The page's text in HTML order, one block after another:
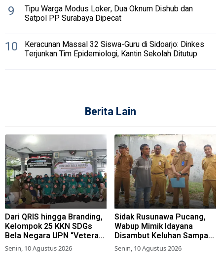
9 Tipu Warga Modus Loker, Dua Oknum Dishub dan
Satpol PP Surabaya Dipecat
10 Keracunan Massal 32 Siswa-Guru di Sidoarjo: Dinkes
Terjunkan Tim Epidemiologi, Kantin Sekolah Ditutup
Berita Lain
Dari QRIS hingga Branding,
Kelompok 25 KKN SDGs
Bela Negara UPN “Veteran”
Jawa Timur Dukung
Penguatan UMKM di
Senin, 10 Agustus 2026
Sidak Rusunawa Pucang,
Wabup Mimik Idayana
Disambut Keluhan Sampah
Menumpuk hingga Bocor
Senin, 10 Agustus 2026